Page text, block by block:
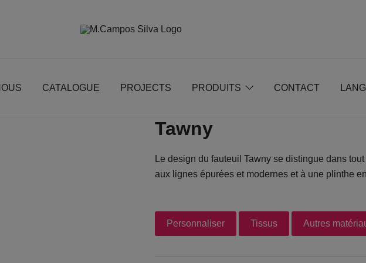
CATALOGUE PROJECTS PRODUITS CONTACT
Tawny
Le design du fauteuil Tawny se distingue dans
aux lignes épurées et modernes et à une plinthe
Personnaliser Tissus Autres